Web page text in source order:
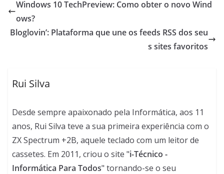
Windows 10 TechPreview: Como obter o novo Wind
ows?
Bloglovin’: Plataforma que une os feeds RSS dos seu
s sites favoritos
Rui Silva
Desde sempre apaixonado pela Informática, aos 11
anos, Rui Silva teve a sua primeira experiência com o
ZX Spectrum +2B, aquele teclado com um leitor de
cassetes. Em 2011, criou o site "i-Técnico -
Informática Para Todos" tornando-se o seu